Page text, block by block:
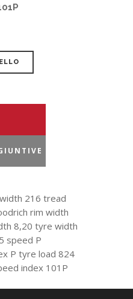
216 tread
rim width
8,20 tyre width
speed P
P tyre load 824
index 101P